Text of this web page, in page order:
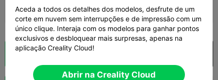
Ganhar mais pontos
Fatiamento na Nuvem
Aceda a todos os detalhes dos modelos, desfrute de um
corte em nuvem sem interrupções e de impressão com um
único clique. Interaja com os modelos para ganhar pontos
exclusivos e desbloquear mais surpresas, apenas na
aplicação Creality Cloud!
Abrir na Creality Cloud